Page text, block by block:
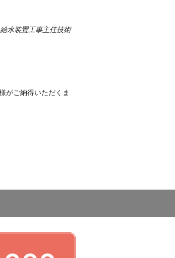
水装置工事主任技術
がご納得いただくま